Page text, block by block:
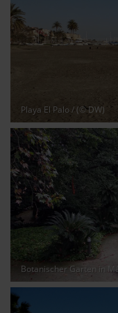
Playa El Palo/ (© DW)
Botanischer Garten in